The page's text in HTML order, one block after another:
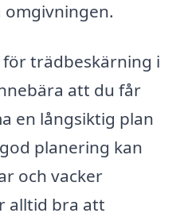
omgivningen.
trädbeskärning i
att du får
en långsiktig plan
planering kan
och vacker
alltid bra att